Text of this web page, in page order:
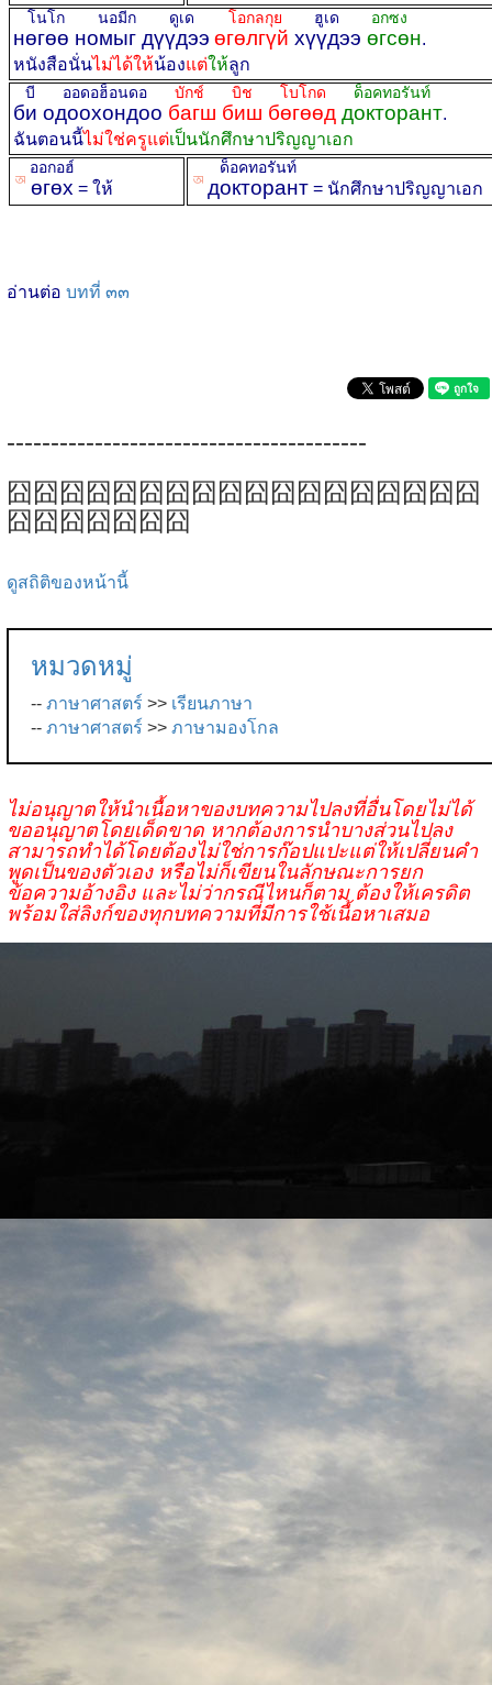
нөгөө номыг дүүдээ
โนโก นอมีก ดูเด
өгөлгүй хүүдээ өгсөн
โอกลกุย ฮูเด อกซง
.
หนังสือนั่นไม่ได้ให้น้องแต่ให้ลูก
би одоохондоо багш биш бөгөөд докторант
บี ออดอฮ็อนดอ บักช์ บิช โบโกด ด็อคทอรันท์
.
ฉันตอนนี้ไม่ใช่ครูแต่เป็นนักศึกษาปริญญาเอก
ꡐ өгөх
ออกอฮ์
= ให้ ꡐ докторант
ด็อคทอรันท์
= นักศึกษาปริญญาเอก
อ่านต่อ บทที่ ๓๓
-----------------------------------------
囧囧囧囧囧囧囧囧囧囧囧囧囧囧囧囧囧囧
囧囧囧囧囧囧囧
ดูสถิติของหน้านี้
หมวดหมู่
-- ภาษาศาสตร์ >> เรียนภาษา
-- ภาษาศาสตร์ >> ภาษามองโกล
ไม่อนุญาตให้นำเนื้อหาของบทความไปลงที่อื่นโดยไม่ได้
ขออนุญาตโดยเด็ดขาด หากต้องการนำบางส่วนไปลง
สามารถทำได้โดยต้องไม่ใช่การก๊อปแปะแต่ให้เปลี่ยนคำ
พูดเป็นของตัวเอง หรือไม่ก็เขียนในลักษณะการยก
ข้อความอ้างอิง และไม่ว่ากรณีไหนก็ตาม ต้องให้เครดิต
พร้อมใส่ลิงก์ของทุกบทความที่มีการใช้เนื้อหาเสมอ